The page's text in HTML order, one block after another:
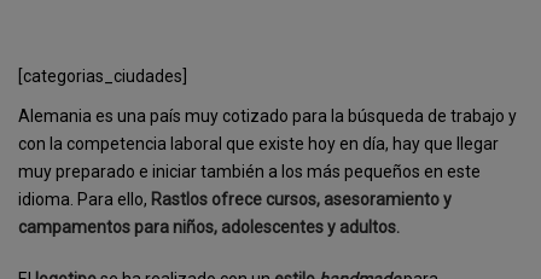
[categorias_ciudades]
Alemania es una país muy cotizado para la búsqueda de trabajo y
con la competencia laboral que existe hoy en día, hay que llegar
muy preparado e iniciar también a los más pequeños en este
idioma. Para ello, Rastlos ofrece cursos, asesoramiento y
campamentos para niños, adolescentes y adultos.